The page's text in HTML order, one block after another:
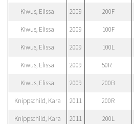
Kiwus, Elissa 2009 200F
Kiwus, Elissa 2009 100F
Kiwus, Elissa 2009 100L
Kiwus, Elissa 2009 50R
Kiwus, Elissa 2009 200B
Knippschild, Kara 2011 200R
Knippschild, Kara 2011 200L